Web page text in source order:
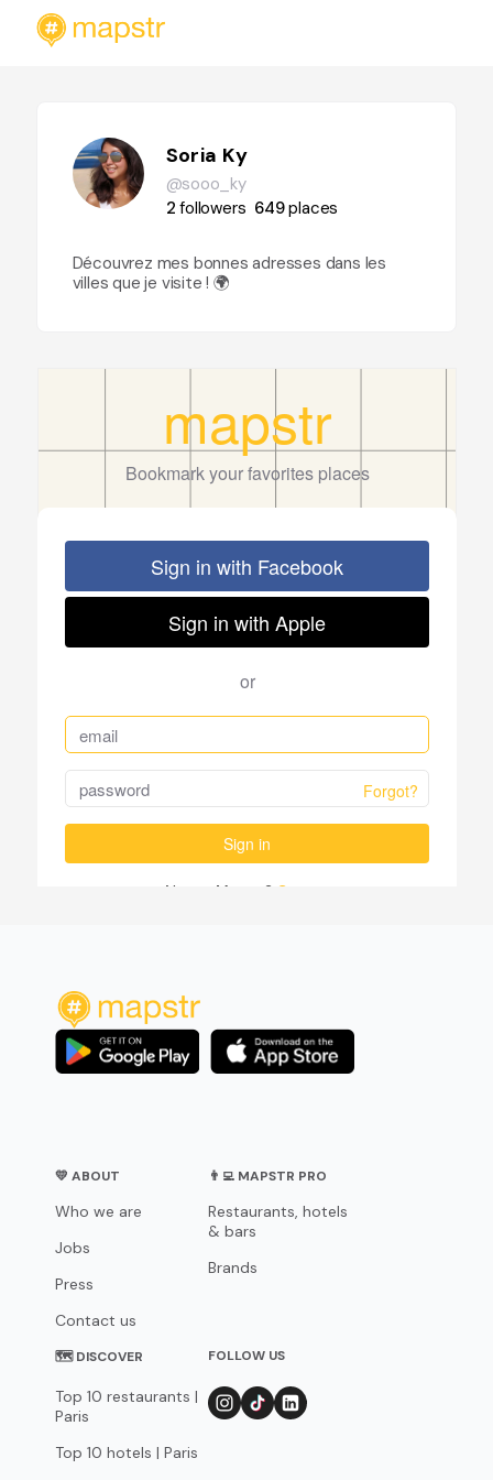
Soria Ky
@sooo_ky
2followers 649places
Découvrez mes bonnes adresses dans les
villes que je visite ! 🌍
💛 ABOUT
Who we are
Jobs
Press
Contact us
👨‍💻 MAPSTR PRO
Restaurants, hotels
& bars
Brands
🗺 DISCOVER
Top 10 restaurants |
Paris
Top 10 hotels | Paris
FOLLOW US